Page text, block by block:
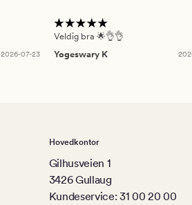
2026-07-23
Veldig bra 🌟👌👌
Yogeswary K
Hovedkontor
Gilhusveien 1
3426 Gullaug
Kundeservice: 31 00 20 00